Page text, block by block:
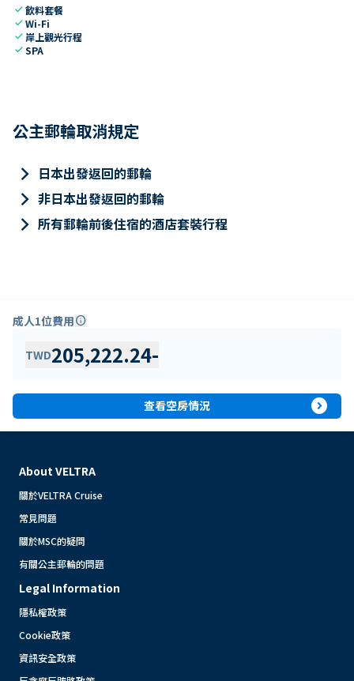
check飲料套餐
checkWi-Fi
check 岸上觀光行程
checkSPA
公主郵輪取消規定
keyboard_arrow_right 日本出發返回的郵輪
keyboard_arrow_right 非日本出發返回的郵輪
keyboard_arrow_right 所有郵輪前後住宿的酒店套裝行程
成人1位費用info
TWD205,222.24-
查看空房情況 expand_circle_right
About VELTRA
關於VELTRA Cruise
常見問題
關於MSC的疑問
有關公主郵輪的問題
Legal Information
隱私權政策
Cookie政策
資訊安全政策